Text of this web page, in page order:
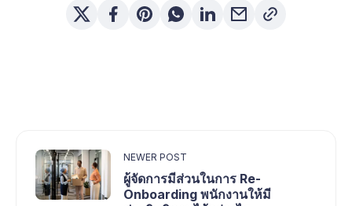
NEWER POST
ผู้จัดการมีส่วนในการ Re-
Onboarding พนักงานให้มี